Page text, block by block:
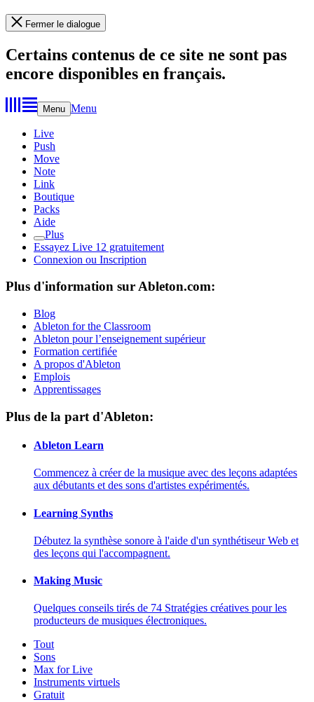
Fermer le dialogue
Certains contenus de ce site ne sont pas
encore disponibles en français.
Menu Menu
Live
Push
Move
Note
Link
Boutique
Packs
Aide
Plus
Essayez Live 12 gratuitement
Connexion ou Inscription
Plus d'information sur Ableton.com:
Blog
Ableton for the Classroom
Ableton pour l’enseignement supérieur
Formation certifiée
A propos d'Ableton
Emplois
Apprentissages
Plus de la part d'Ableton:
Ableton Learn
Commencez à créer de la musique avec des leçons adaptées
aux débutants et des sons d'artistes expérimentés.
Learning Synths
Débutez la synthèse sonore à l'aide d'un synthétiseur Web et
des leçons qui l'accompagnent.
Making Music
Quelques conseils tirés de 74 Stratégies créatives pour les
producteurs de musiques électroniques.
Tout
Sons
Max for Live
Instruments virtuels
Gratuit